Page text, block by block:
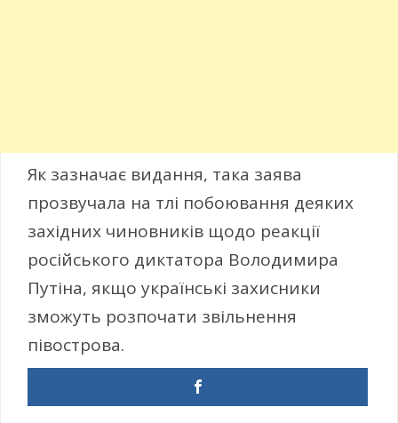
Як зазначає видання, така заява
прозвучала на тлі побоювання деяких
західних чиновників щодо реакції
російського диктатора Володимира
Путіна, якщо українські захисники
зможуть розпочати звільнення
півострова.